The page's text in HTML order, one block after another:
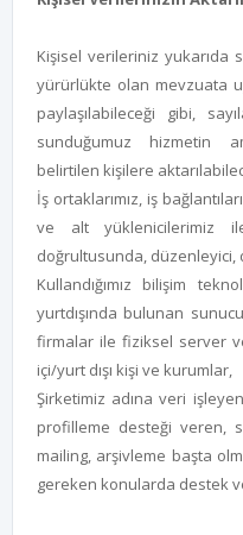
Kişisel verileriniz yukarıda
yürürlükte olan mevzuata
paylaşılabileceği gibi,
sunduğumuz hizmetin
belirtilen kişilere
İş ortaklarımız, iş
ve alt yüklenicilerimiz
doğrultusunda, düzenleyici,
Kullandığımız bilişim
yurtdışında bulunan
firmalar ile fiziksel server
içi/yurt dışı kişi ve kurumlar,
Şirketimiz adına veri
profilleme desteği veren,
mailing, arşivleme başta
gereken konularda destek